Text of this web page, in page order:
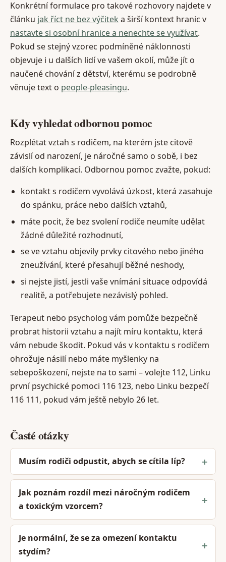
Konkrétní formulace pro takové rozhovory najdete v
článku jak říct ne bez výčitek a širší kontext hranic v
nastavte si osobní hranice a nenechte se využívat.
Pokud se stejný vzorec podmíněné náklonnosti
objevuje i u dalších lidí ve vašem okolí, může jít o
naučené chování z dětství, kterému se podrobně
věnuje text o people-pleasingu.
Kdy vyhledat odbornou pomoc
Rozplétat vztah s rodičem, na kterém jste citově
závislí od narození, je náročné samo o sobě, i bez
dalších komplikací. Odbornou pomoc zvažte, pokud:
kontakt s rodičem vyvolává úzkost, která zasahuje
do spánku, práce nebo dalších vztahů,
máte pocit, že bez svolení rodiče neumíte udělat
žádné důležité rozhodnutí,
se ve vztahu objevily prvky citového nebo jiného
zneužívání, které přesahují běžné neshody,
si nejste jistí, jestli vaše vnímání situace odpovídá
realitě, a potřebujete nezávislý pohled.
Terapeut nebo psycholog vám pomůže bezpečně
probrat historii vztahu a najít míru kontaktu, která
vám nebude škodit. Pokud vás v kontaktu s rodičem
ohrožuje násilí nebo máte myšlenky na
sebepoškození, nejste na to sami – volejte 112, Linku
první psychické pomoci 116 123, nebo Linku bezpečí
116 111, pokud vám ještě nebylo 26 let.
Časté otázky
Musím rodiči odpustit, abych se cítila líp?
Jak poznám rozdíl mezi náročným rodičem
a toxickým vzorcem?
Je normální, že se za omezení kontaktu
stydím?